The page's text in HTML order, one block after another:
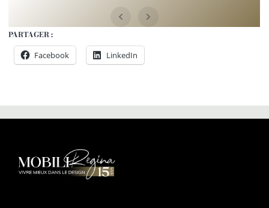
PARTAGER :
Facebook LinkedIn